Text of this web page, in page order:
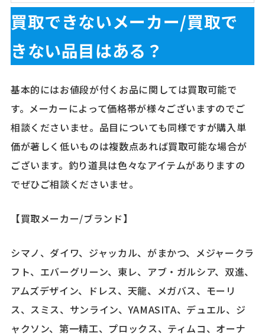
買取できないメーカー/買取で
きない品目はある？
基本的にはお値段が付くお品に関しては買取可能で
す。メーカーによって価格帯が様々ございますのでご
相談くださいませ。品目についても同様ですが購入単
価が著しく低いものは複数点あれば買取可能な場合が
ございます。釣り道具は色々なアイテムがありますの
でぜひご相談くださいませ。
【買取メーカー/ブランド】
シマノ、ダイワ、ジャッカル、がまかつ、メジャークラ
フト、エバーグリーン、東レ、アブ・ガルシア、双進、
アムズデザイン、ドレス、天龍、メガバス、モーリ
ス、スミス、サンライン、YAMASITA、デュエル、ジ
ャクソン、第一精工、プロックス、ティムコ、オーナ